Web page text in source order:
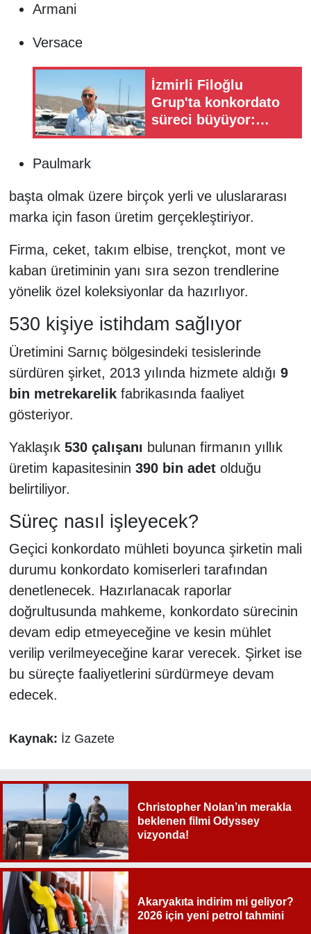
Armani
Versace
İzmirli Filoğlu
Grup'ta konkordato
süreci büyüyor:
Marinadan sonra
Paulmark
başta olmak üzere birçok yerli ve uluslararası
marka için fason üretim gerçekleştiriyor.
Firma, ceket, takım elbise, trençkot, mont ve
kaban üretiminin yanı sıra sezon trendlerine
yönelik özel koleksiyonlar da hazırlıyor.
530 kişiye istihdam sağlıyor
Üretimini Sarnıç bölgesindeki tesislerinde
sürdüren şirket, 2013 yılında hizmete aldığı 9
bin metrekarelikfabrikasında faaliyet
gösteriyor.
Yaklaşık 530 çalışanı bulunan firmanın yıllık
üretim kapasitesinin 390 bin adetolduğu
belirtiliyor.
Süreç nasıl işleyecek?
Geçici konkordato mühleti boyunca şirketin mali
durumu konkordato komiserleri tarafından
denetlenecek. Hazırlanacak raporlar
doğrultusunda mahkeme, konkordato sürecinin
devam edip etmeyeceğine ve kesin mühlet
verilip verilmeyeceğine karar verecek. Şirket ise
bu süreçte faaliyetlerini sürdürmeye devam
edecek.
Kaynak: İz Gazete
Christopher Nolan’ın merakla
beklenen filmi Odyssey
vizyonda!
Akaryakıta indirim mi geliyor?
2026 için yeni petrol tahmini